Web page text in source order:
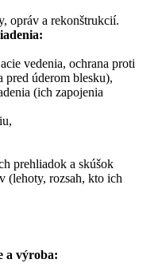
opráv a rekonštrukcií.
vedenia, ochrana proti
pred úderom blesku),
(ich zapojenia
prehliadok a skúšok
(lehoty, rozsah, kto ich
a výroba: